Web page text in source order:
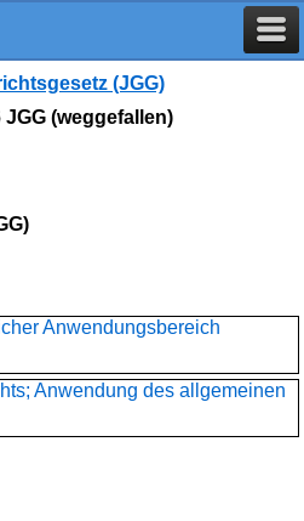
(JGG)
JGG (weggefallen)
Anwendungsbereich
Anwendung des allgemeinen